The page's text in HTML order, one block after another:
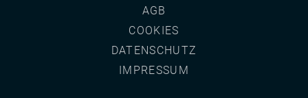
AGB
COOKIES
DATENSCHUTZ
IMPRESSUM